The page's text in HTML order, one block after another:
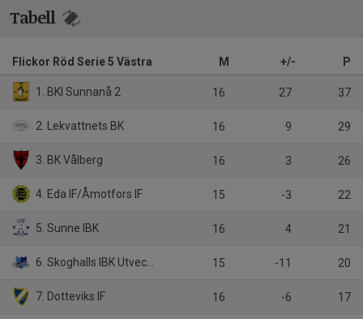
Tabell
Flickor Röd Serie 5 Västra M +/- P
1. BKI Sunnanå 2 16 27 37
2. Lekvattnets BK 16 9 29
3. BK Vålberg 16 3 26
4. Eda IF/Åmotfors IF 15 -3 22
5. Sunne IBK 16 4 21
6. Skoghalls IBK Utveckling 1 15 -11 20
7. Dotteviks IF 16 -6 17